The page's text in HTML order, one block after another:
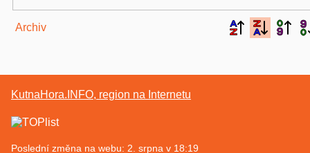
Archiv
KutnaHora.INFO, region na Internetu
Poslední změna na webu: 2. srpna v 18:19